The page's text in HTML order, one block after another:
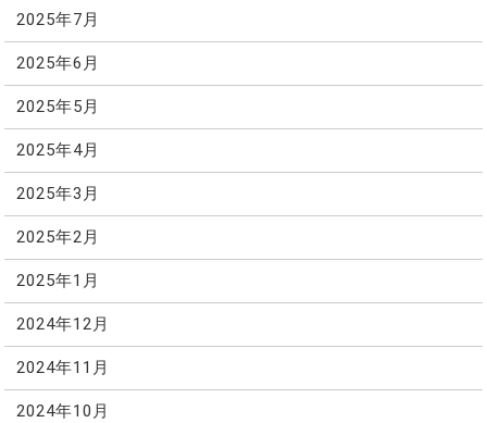
2025年7月
2025年6月
2025年5月
2025年4月
2025年3月
2025年2月
2025年1月
2024年12月
2024年11月
2024年10月